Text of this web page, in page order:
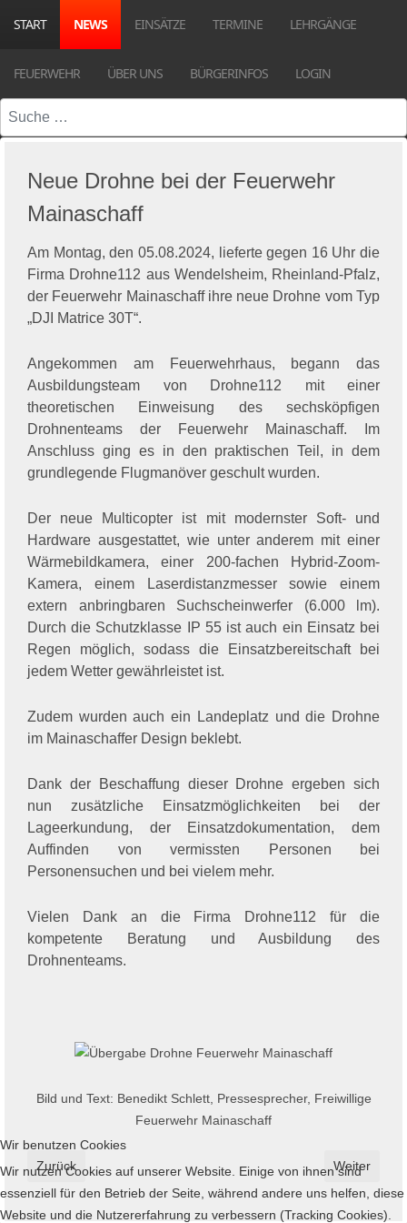
START NEWS EINSÄTZE TERMINE LEHRGÄNGE
FEUERWEHR ÜBER UNS BÜRGERINFOS LOGIN
Suchen
Neue Drohne bei der Feuerwehr
Mainaschaff
Am Montag, den 05.08.2024, lieferte gegen 16 Uhr die
Firma Drohne112 aus Wendelsheim, Rheinland-Pfalz,
der Feuerwehr Mainaschaff ihre neue Drohne vom Typ
„DJI Matrice 30T“.
Angekommen am Feuerwehrhaus, begann das
Ausbildungsteam von Drohne112 mit einer
theoretischen Einweisung des sechsköpfigen
Drohnenteams der Feuerwehr Mainaschaff. Im
Anschluss ging es in den praktischen Teil, in dem
grundlegende Flugmanöver geschult wurden.
Der neue Multicopter ist mit modernster Soft- und
Hardware ausgestattet, wie unter anderem mit einer
Wärmebildkamera, einer 200-fachen Hybrid-Zoom-
Kamera, einem Laserdistanzmesser sowie einem
extern anbringbaren Suchscheinwerfer (6.000 lm).
Durch die Schutzklasse IP 55 ist auch ein Einsatz bei
Regen möglich, sodass die Einsatzbereitschaft bei
jedem Wetter gewährleistet ist.
Zudem wurden auch ein Landeplatz und die Drohne
im Mainaschaffer Design beklebt.
Dank der Beschaffung dieser Drohne ergeben sich
nun zusätzliche Einsatzmöglichkeiten bei der
Lageerkundung, der Einsatzdokumentation, dem
Auffinden von vermissten Personen bei
Personensuchen und bei vielem mehr.
Vielen Dank an die Firma Drohne112 für die
kompetente Beratung und Ausbildung des
Drohnenteams.
Bild und Text: Benedikt Schlett, Pressesprecher, Freiwillige
Feuerwehr Mainaschaff
Vorheriger Beitrag: Einladung zu einem Tagesseminar über
Zurück Nächster
Weiter
Wir benutzen Cookies
Wir nutzen Cookies auf unserer Website. Einige von ihnen sind
essenziell für den Betrieb der Seite, während andere uns helfen, diese
Website und die Nutzererfahrung zu verbessern (Tracking Cookies).